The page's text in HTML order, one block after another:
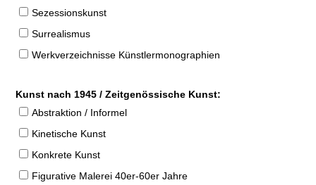
Sezessionskunst
Surrealismus
Werkverzeichnisse Künstlermonographien
Kunst nach 1945 / Zeitgenössische Kunst:
Abstraktion / Informel
Kinetische Kunst
Konkrete Kunst
Figurative Malerei 40er-60er Jahre